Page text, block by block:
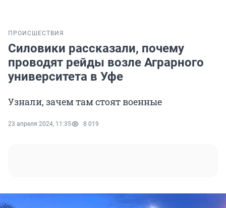
ПРОИСШЕСТВИЯ
Силовики рассказали, почему
проводят рейды возле Аграрного
университета в Уфе
Узнали, зачем там стоят военные
23 апреля 2024, 11:35 8 019